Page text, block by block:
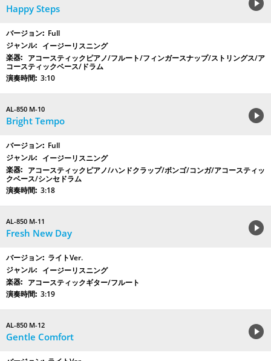
Happy Steps
Full
イージーリスニング
アコースティックピアノ/フルート/フィンガースナップ/ストリングス/ア
コースティックベース/ドラム
3:10
AL-850 M-10
Bright Tempo
Full
イージーリスニング
アコースティックピアノ/ハンドクラップ/ボンゴ/コンガ/アコースティッ
クベース/シンセドラム
3:18
AL-850 M-11
Fresh New Day
ライトVer.
イージーリスニング
アコースティックギター/フルート
3:19
AL-850 M-12
Gentle Comfort